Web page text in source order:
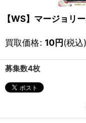
【WS】マージョリ
買取価格: 10円(税込)
募集数4枚